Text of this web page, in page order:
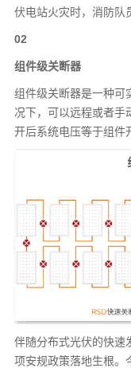
伏电站火灾时，消防队
02
组件级关断器
组件级关断器是一种可
况下，可以远程或者手
开后系统电压等于组件
伴随分布式光伏的快速
项安规政策落地生根。